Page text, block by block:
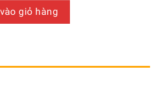
Đơn Giản - Mã: DB 002 số lượng
giỏ hàng